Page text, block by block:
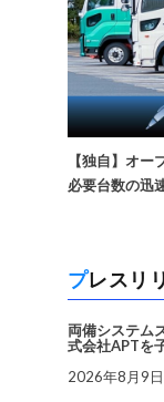
【独自】オ
必要台数の迅
プレス
両備システム
式会社APTを
2026年8月9日